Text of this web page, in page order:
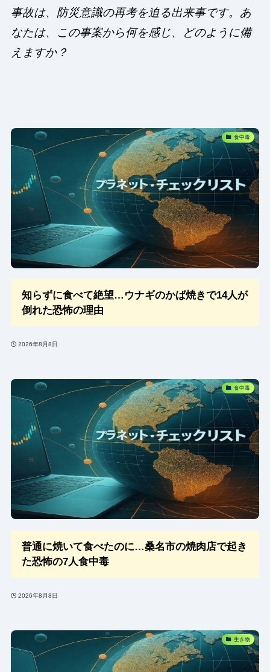
事故は、防災意識の再考を迫る出来事です。あ
なたは、この事案から何を感じ、どのように備
えますか？
食中毒
知らずに食べて絶望…ウナギのかば焼きで14人が
倒れた恐怖の理由
2026年8月8日
食中毒
普通に焼いて食べたのに…桑名市の焼肉店で起き
た恐怖の7人食中毒
2026年8月8日
生き物